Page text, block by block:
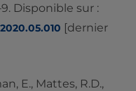
Disponible sur :
[dernier
E., Mattes, R.D.,